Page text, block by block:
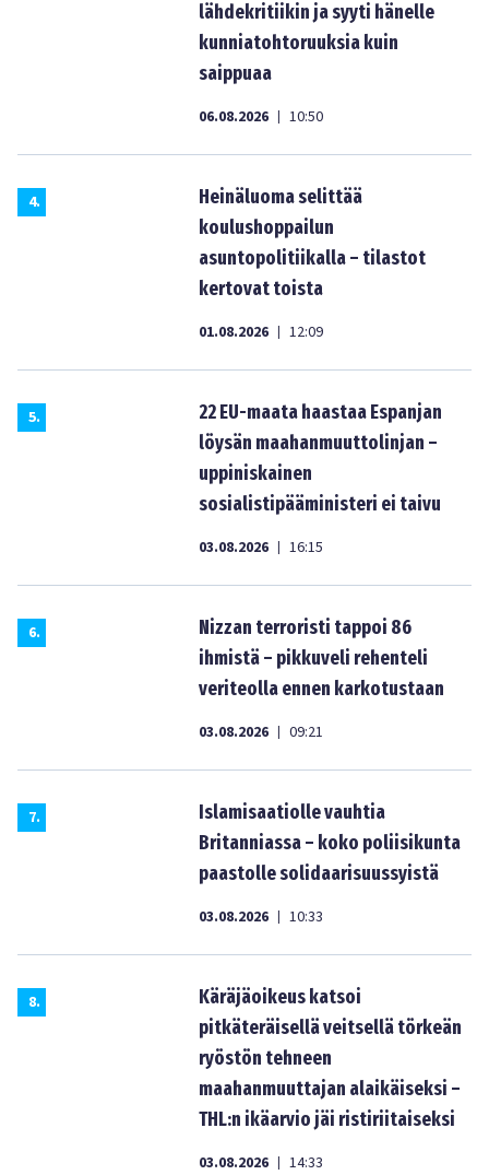
lähdekritiikin ja syyti hänelle
kunniatohtoruuksia kuin
saippuaa
06.08.2026 | 10:50
4.
Heinäluoma selittää
koulushoppailun
asuntopolitiikalla – tilastot
kertovat toista
01.08.2026 | 12:09
5.
22 EU-maata haastaa Espanjan
löysän maahanmuuttolinjan –
uppiniskainen
sosialistipääministeri ei taivu
03.08.2026 | 16:15
6.
Nizzan terroristi tappoi 86
ihmistä – pikkuveli rehenteli
veriteolla ennen karkotustaan
03.08.2026 | 09:21
7.
Islamisaatiolle vauhtia
Britanniassa – koko poliisikunta
paastolle solidaarisuussyistä
03.08.2026 | 10:33
8.
Käräjäoikeus katsoi
pitkäteräisellä veitsellä törkeän
ryöstön tehneen
maahanmuuttajan alaikäiseksi –
THL:n ikäarvio jäi ristiriitaiseksi
03.08.2026 | 14:33